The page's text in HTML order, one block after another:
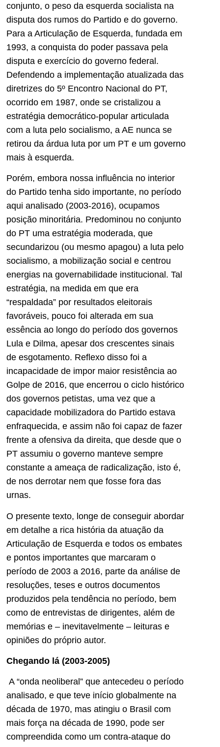
conjunto, o peso da esquerda socialista na
disputa dos rumos do Partido e do governo.
Para a Articulação de Esquerda, fundada em
1993, a conquista do poder passava pela
disputa e exercício do governo federal.
Defendendo a implementação atualizada das
diretrizes do 5º Encontro Nacional do PT,
ocorrido em 1987, onde se cristalizou a
estratégia democrático-popular articulada
com a luta pelo socialismo, a AE nunca se
retirou da árdua luta por um PT e um governo
mais à esquerda.
Porém, embora nossa influência no interior
do Partido tenha sido importante, no período
aqui analisado (2003-2016), ocupamos
posição minoritária. Predominou no conjunto
do PT uma estratégia moderada, que
secundarizou (ou mesmo apagou) a luta pelo
socialismo, a mobilização social e centrou
energias na governabilidade institucional. Tal
estratégia, na medida em que era
“respaldada” por resultados eleitorais
favoráveis, pouco foi alterada em sua
essência ao longo do período dos governos
Lula e Dilma, apesar dos crescentes sinais
de esgotamento. Reflexo disso foi a
incapacidade de impor maior resistência ao
Golpe de 2016, que encerrou o ciclo histórico
dos governos petistas, uma vez que a
capacidade mobilizadora do Partido estava
enfraquecida, e assim não foi capaz de fazer
frente a ofensiva da direita, que desde que o
PT assumiu o governo manteve sempre
constante a ameaça de radicalização, isto é,
de nos derrotar nem que fosse fora das
urnas.
O presente texto, longe de conseguir abordar
em detalhe a rica história da atuação da
Articulação de Esquerda e todos os embates
e pontos importantes que marcaram o
período de 2003 a 2016, parte da análise de
resoluções, teses e outros documentos
produzidos pela tendência no período, bem
como de entrevistas de dirigentes, além de
memórias e – inevitavelmente – leituras e
opiniões do próprio autor.
Chegando lá (2003-2005)
A “onda neoliberal” que antecedeu o período
analisado, e que teve início globalmente na
década de 1970, mas atingiu o Brasil com
mais força na década de 1990, pode ser
compreendida como um contra-ataque do